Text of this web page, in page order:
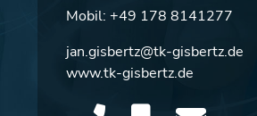
Mobil: +49 178 8141277
jan.gisbertz@tk-gisbertz.de
www.tk-gisbertz.de